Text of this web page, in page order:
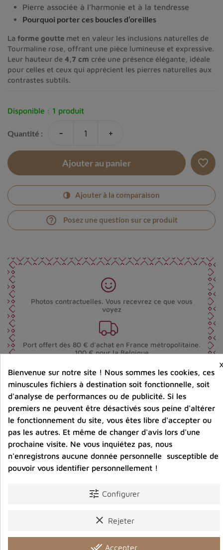
Pierre associée à l’harmonie et à la tendresse
Pourquoi porter ces boucles d’oreilles
La forme goutte met en valeur les inclusions naturelles de
Tourmaline rose, offrant une pièce lumineuse et expressive.
Leur hauteur de 4,7 cm crée une présence élégante, idéale
pour celles et ceux qui apprécient les pierres naturelles aux
contrastes subtils.
Disponible : 1 produit
Quantité : - +
Ajouter au panier favorite_border
Ajouter à la comparaison
help_outline Posez une question sur ce produit
Photos contractuelles. Vous recevrez ce que vous
voyez
Port offert dès 80 € d’achat en France métropolitaine.
100 € pour la Belgique
Entreprise éco-responsable.
Bijoux argent fabriqués sans émission de gaz
carbonique
Partager :
Vous aimerez aussi
Bienvenue sur notre site ! Nous sommes les cookies, ces
minuscules fichiers à destination soit fonctionnelle, soit
d'analyse de performances ou de publicité. Si les
premiers ne peuvent être désactivés sous peine d'altérer
le fonctionnement du site, vous êtes libre d'accepter ou
pas les autres. Et même de changer d'avis lors d'une
prochaine visite. Ne vous inquiétez pas, nous
n'enregistrons aucune donnée personnelle susceptible de
pouvoir vous identifier personnellement !
tune Configurer
clear Rejeter
done_all Accepter